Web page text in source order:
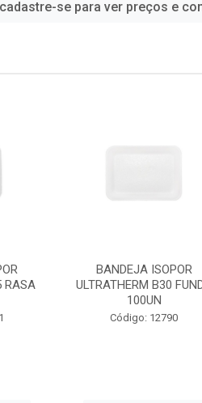
cadastre-se para ver preços e
RASA
BANDEJA ISOPOR
ULTRATHERM B30
100UN
Código: 12790